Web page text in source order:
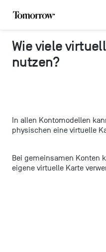
Wie viele
nutzen?
In allen Kontomodellen
physischen eine virtuelle
Bei gemeinsamen Konten
eigene virtuelle Karte